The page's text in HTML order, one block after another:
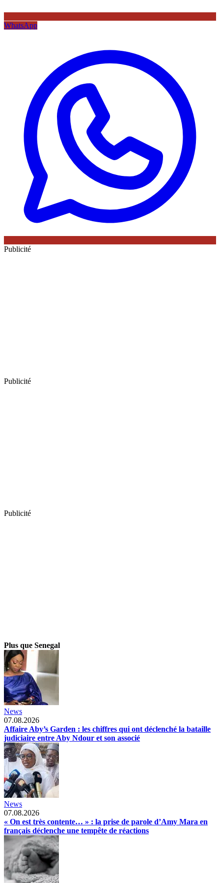
WhatsApp
Publicité
Publicité
Publicité
Plus que Senegal
News
07.08.2026
Affaire Aby’s Garden : les chiffres qui ont déclenché la bataille
judiciaire entre Aby Ndour et son associé
News
07.08.2026
« On est très contente… » : la prise de parole d’Amy Mara en
français déclenche une tempête de réactions